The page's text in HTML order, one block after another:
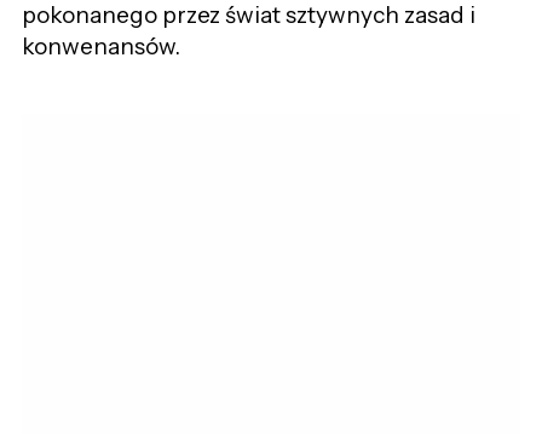
pokonanego przez świat sztywnych zasad i
konwenansów.